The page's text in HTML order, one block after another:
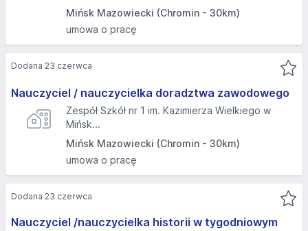
Mińsk Mazowiecki (Chromin - 30km)
umowa o pracę
Nauczyciel / nauczycielka doradztwa zawodowego
Zespół Szkół nr 1 im. Kazimierza Wielkiego w
Mińsk...
Mińsk Mazowiecki (Chromin - 30km)
umowa o pracę
Dodana 23 czerwca
Nauczyciel /nauczycielka historii w tygodniowym
Dodana 23 czerwca